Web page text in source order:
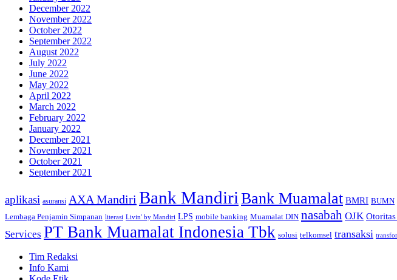
December 2022
November 2022
October 2022
September 2022
August 2022
July 2022
June 2022
May 2022
April 2022
March 2022
February 2022
January 2022
December 2021
November 2021
October 2021
September 2021
aplikasi asuransi AXA Mandiri Bank Mandiri Bank Muamalat BMRI BUMN
Lembaga Penjamin Simpanan literasi Livin' by Mandiri LPS mobile banking Muamalat DIN nasabah OJK Otoritas
Services PT Bank Muamalat Indonesia Tbk solusi telkomsel transaksi
Tim Redaksi
Info Kami